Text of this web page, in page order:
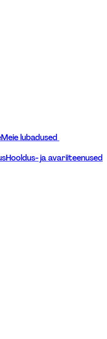
Meie lubadused
Hooldus- ja avariiteenused